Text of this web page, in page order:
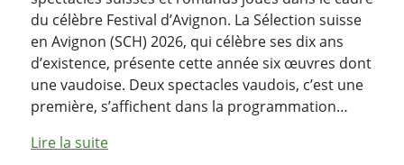
du célèbre Festival d’Avignon. La Sélection suisse
en Avignon (SCH) 2026, qui célèbre ses dix ans
d’existence, présente cette année six œuvres dont
une vaudoise. Deux spectacles vaudois, c’est une
première, s’affichent dans la programmation…
Lire la suite